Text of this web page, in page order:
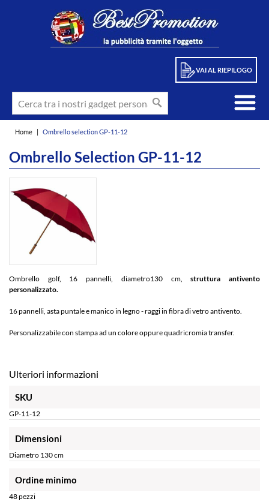
VAI AL RIEPILOGO
Home | Ombrello selection GP-11-12
Ombrello Selection GP-11-12
Ombrello golf, 16 pannelli, diametro130 cm,struttura antivento
personalizzato.
16 pannelli, asta puntale e manico in legno - raggi in fibra di vetro antivento.
Personalizzabile con stampa ad un colore oppure quadricromia transfer.
Ulteriori informazioni
SKU
GP-11-12
Dimensioni
Diametro 130 cm
Ordine minimo
48 pezzi